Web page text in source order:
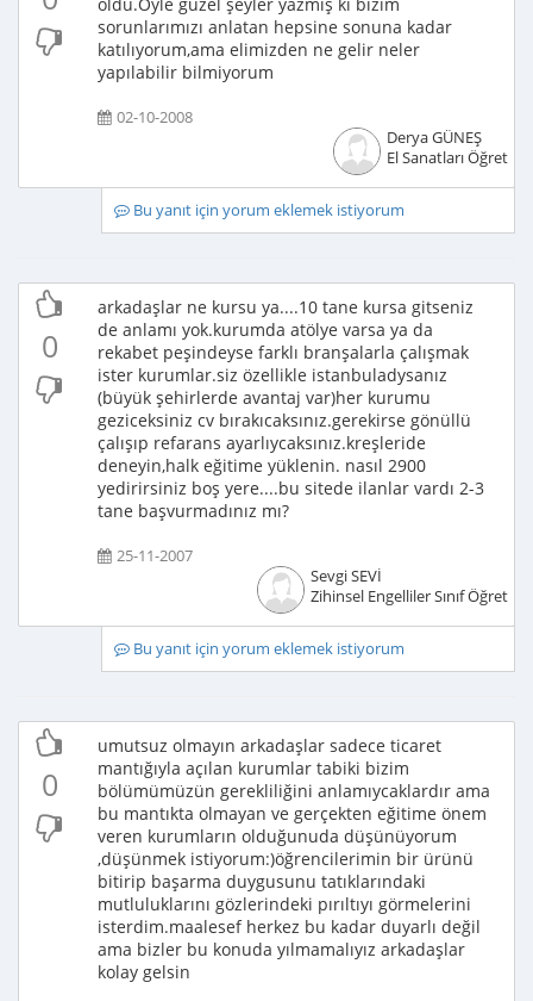
sorunlarımızı anlatan hepsine sonuna kadar
katılıyorum,ama elimizden ne gelir neler
yapılabilir bilmiyorum
02-10-2008
Derya GÜNEŞ
El Sanatları
Bu yanıt için yorum eklemek istiyorum
0
arkadaşlar ne kursu ya....10 tane kursa gitseniz
de anlamı yok.kurumda atölye varsa ya da
rekabet peşindeyse farklı branşalarla çalışmak
ister kurumlar.siz özellikle istanbuladysanız
(büyük şehirlerde avantaj var)her kurumu
geziceksiniz cv bırakıcaksınız.gerekirse gönüllü
çalışıp refarans ayarlıycaksınız.kreşleride
deneyin,halk eğitime yüklenin. nasıl 2900
yedirirsiniz boş yere....bu sitede ilanlar vardı 2-3
tane başvurmadınız mı?
25-11-2007
Sevgi SEVİ
Zihinsel Engelliler Sınıf
Bu yanıt için yorum eklemek istiyorum
0
umutsuz olmayın arkadaşlar sadece ticaret
mantığıyla açılan kurumlar tabiki bizim
bölümümüzün gerekliliğini anlamıycaklardır ama
bu mantıkta olmayan ve gerçekten eğitime önem
veren kurumların olduğunuda düşünüyorum
,düşünmek istiyorum:)öğrencilerimin bir ürünü
bitirip başarma duygusunu tatıklarındaki
mutluluklarını gözlerindeki pırıltıyı görmelerini
isterdim.maalesef herkez bu kadar duyarlı değil
ama bizler bu konuda yılmamalıyız arkadaşlar
kolay gelsin